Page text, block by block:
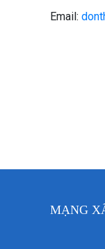
Email:
MẠNG